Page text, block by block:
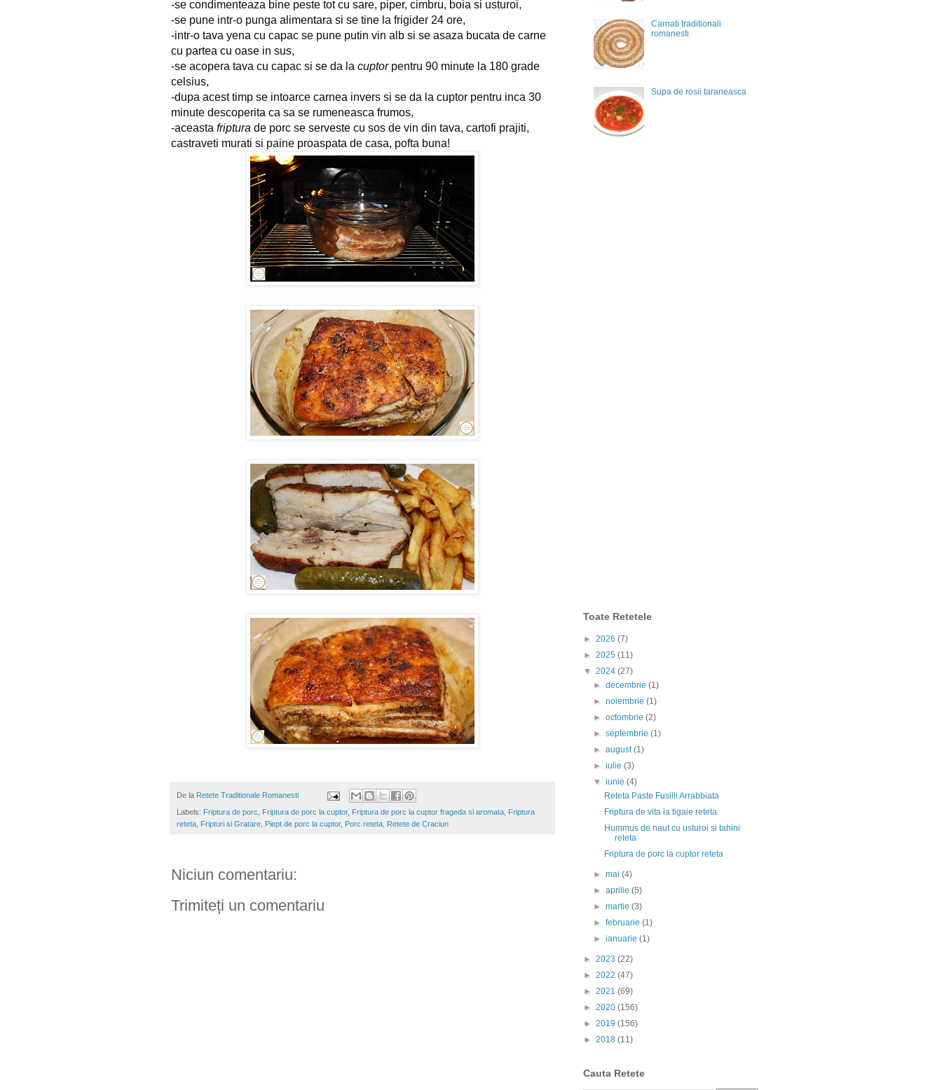
-se condimenteaza bine peste tot cu sare, piper, cimbru, boia si usturoi,
-se pune intr-o punga alimentara si se tine la frigider 24 ore,
-intr-o tava yena cu capac se pune putin vin alb si se asaza bucata de carne
cu partea cu oase in sus,
-se acopera tava cu capac si se da la cuptorpentru 90 minute la 180 grade
celsius,
-dupa acest timp se intoarce carnea invers si se da la cuptor pentru inca 30
minute descoperita ca sa se rumeneasca frumos,
-aceasta friptura de porc se serveste cu sos de vin din tava, cartofi prajiti,
castraveti murati si paine proaspata de casa, pofta buna!
De la Retete Traditionale Romanesti
Labels: Friptura de porc Friptura de porc la cuptor, Friptura de porc la cuptor frageda si aromata
Friptura
reteta
Fripturi si Gratare Piept de porc la cuptor, Porc reteta Retete de Craciun
Niciun comentariu:
Trimiteți un comentariu
Carnati traditionali
romanesti
Supa de rosii taraneasca
Toate Retetele
► 2026 (7)
► 2025 (11)
▼ 2024 (27)
►decembrie(1)
►noiembrie(1)
►octombrie(2)
►septembrie(1)
►august(1)
►iulie(3)
▼iunie(4)
Reteta Paste Fusilli Arrabbiata
Friptura de vita la tigaie reteta
Hummus de naut cu usturoi si tahini
reteta
Friptura de porc la cuptor reteta
►mai(4)
►aprilie(5)
►martie(3)
►februarie(1)
►ianuarie(1)
► 2023 (22)
► 2022 (47)
► 2021 (69)
► 2020 (156)
► 2019 (156)
► 2018 (11)
Cauta Retete